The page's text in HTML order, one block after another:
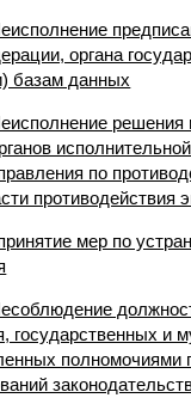
органа
базам данных
по
противодействия
мер по
государственных и
полномочиями